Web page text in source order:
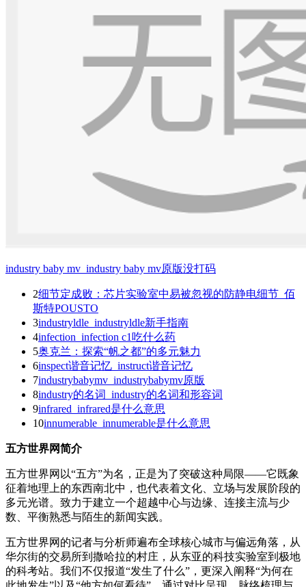
industry baby mv_industry baby mv原版没打码
2细节定成败：芯片实验室中易被忽视的防静电细节_佰
斯特POUSTO
3industryldle_industryldle新手指南
4infection_infection c1吃什么药
5奥克兰：探索“帆之都”的多元魅力
6inspect谐音记忆_instruct谐音记忆
7industrybabymv_industrybabymv原版
8industry的名词_industry的名词和形容词
9infrared_infrared是什么意思
10innumerable_innumerable是什么意思
五方世界网简介
五方世界网以“五方”为名，正是为了突破这种局限——它既象
征着地理上的东西南北中，也代表着文化、立场与发展阶段的
多元光谱。致力于建立一个超越中心与边缘、连接主流与少
数、平衡熟悉与陌生的新闻实践。
五方世界网的记者与分析师遍布全球核心城市与偏远角落，从
华尔街的交易所到撒哈拉的村庄，从东亚的科技实验室到极地
的科考站。我们不仅报道“发生了什么”，更深入阐释“为何在